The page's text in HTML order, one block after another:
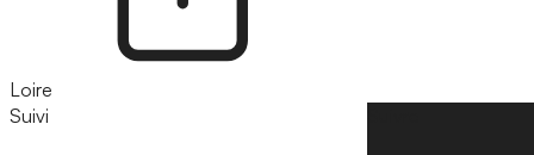
Loire
Suivi